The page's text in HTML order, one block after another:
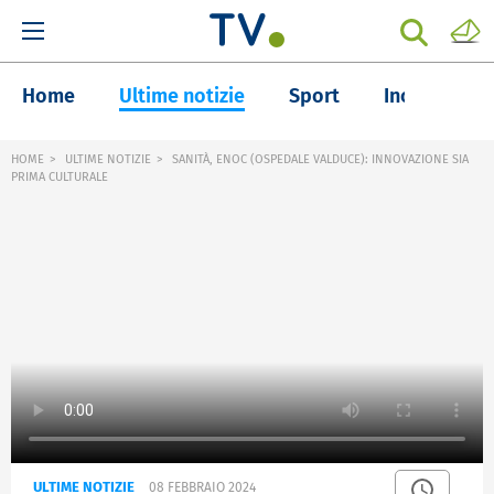
Home Ultime notizie Sport Inchieste
HOME ULTIME NOTIZIE
SANITÀ, ENOC (OSPEDALE VALDUCE): INNOVAZIONE SIA
PRIMA CULTURALE
ULTIME NOTIZIE 08 FEBBRAIO 2024